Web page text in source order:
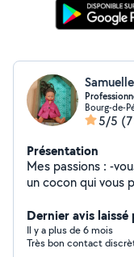
Bourg-de-
5/5
Présentation
Mes passions : -
un cocon qui vous permet d'être heureux, épanouis ..
Aménage-Décore créee des lieux de vies, espaces de
travails, jardins.. Tout thème du ludique, au pratique,
ergonomique, économique.. - pour
Dernier avis
Il y a plus de 6 mois
Très bon contact